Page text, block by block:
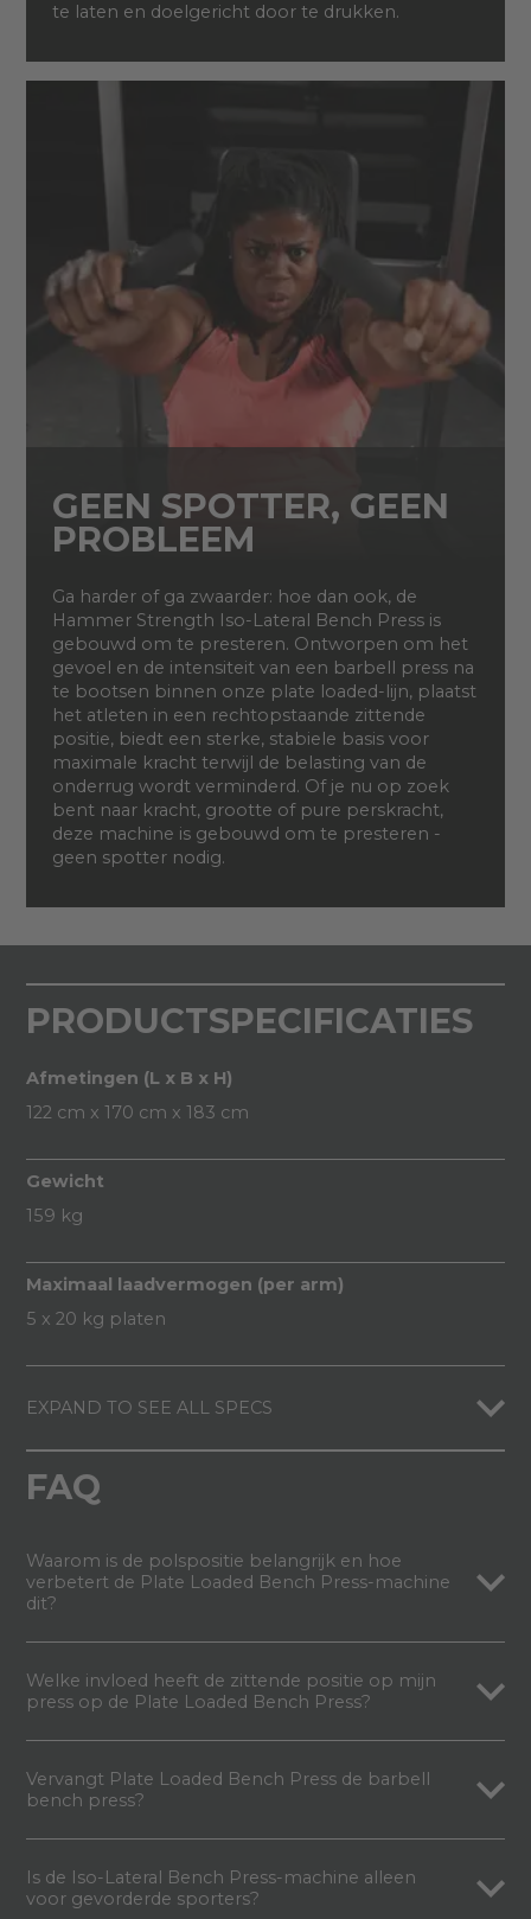
te laten en doelgericht door te drukken.
GEEN SPOTTER, GEEN
PROBLEEM
Ga harder of ga zwaarder: hoe dan ook, de
Hammer Strength Iso-Lateral Bench Press is
gebouwd om te presteren. Ontworpen om het
gevoel en de intensiteit van een barbell press na
te bootsen binnen onze plate loaded-lijn, plaatst
het atleten in een rechtopstaande zittende
positie, biedt een sterke, stabiele basis voor
maximale kracht terwijl de belasting van de
onderrug wordt verminderd. Of je nu op zoek
bent naar kracht, grootte of pure perskracht,
deze machine is gebouwd om te presteren -
geen spotter nodig.
PRODUCTSPECIFICATIES
Afmetingen (L x B x H)
122 cm x 170 cm x 183 cm
Gewicht
159 kg
Maximaal laadvermogen (per arm)
5 x 20 kg platen
EXPAND TO SEE ALL SPECS
FAQ
Waarom is de polspositie belangrijk en hoe
verbetert de Plate Loaded Bench Press-machine
dit?
Welke invloed heeft de zittende positie op mijn
press op de Plate Loaded Bench Press?
Vervangt Plate Loaded Bench Press de barbell
bench press?
Is de Iso-Lateral Bench Press-machine alleen
voor gevorderde sporters?